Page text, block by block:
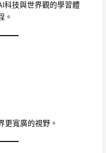
科技與世界觀的學習體
。
更寬廣的視野。